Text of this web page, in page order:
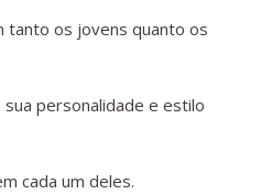
tanto os jovens quanto os
personalidade e estilo
cada um deles.